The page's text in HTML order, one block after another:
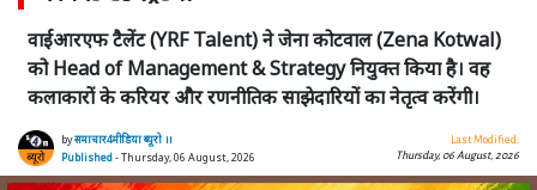
वाईआरएफ टैलेंट (YRF Talent) ने जेना कोटवाल (Zena Kotwal)
को Head of Management & Strategy नियुक्त किया है। वह
कलाकारों के करियर और रणनीतिक साझेदारियों का नेतृत्व करेंगी।
byसमाचार4मीडिया ब्यूरो ।।
Published- Thursday, 06 August, 2026
Last Modified:
Thursday, 06 August, 2026